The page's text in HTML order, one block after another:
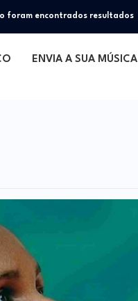
foram encontrados resultados
ENVIA A SUA MÚSICA